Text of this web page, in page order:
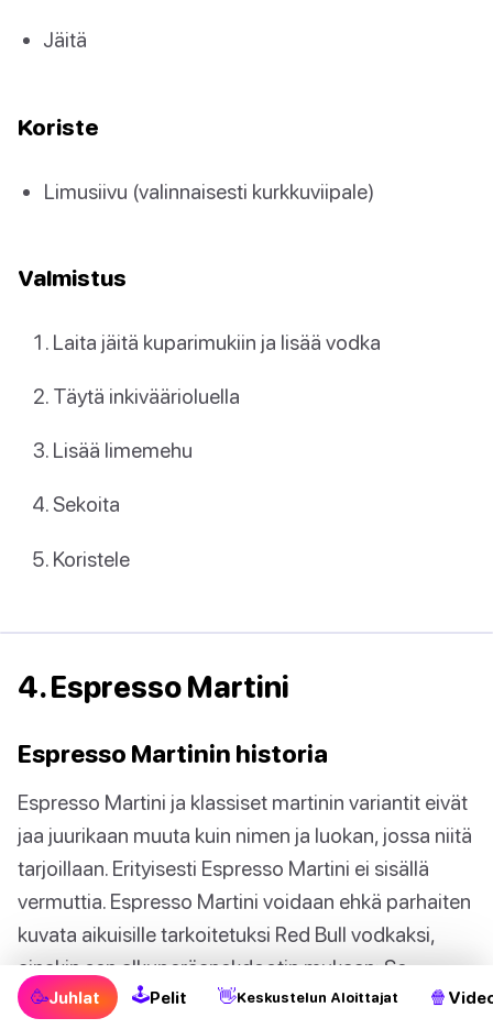
Jäitä
Koriste
Limusiivu (valinnaisesti kurkkuviipale)
Valmistus
Laita jäitä kuparimukiin ja lisää vodka
Täytä inkiväärioluella
Lisää limemehu
Sekoita
Koristele
4. Espresso Martini
Espresso Martinin historia
Espresso Martini ja klassiset martinin variantit eivät
jaa juurikaan muuta kuin nimen ja luokan, jossa niitä
tarjoillaan. Erityisesti Espresso Martini ei sisällä
vermuttia. Espresso Martini voidaan ehkä parhaiten
kuvata aikuisille tarkoitetuksi Red Bull vodkaksi,
ainakin sen alkuperäanekdootin mukaan: Se
tapahtui 1980-luvun lopulla tuolloin erittäin
🥳Juhlat 🕹Pelit 👋Keskustelun Aloittajat 🍿